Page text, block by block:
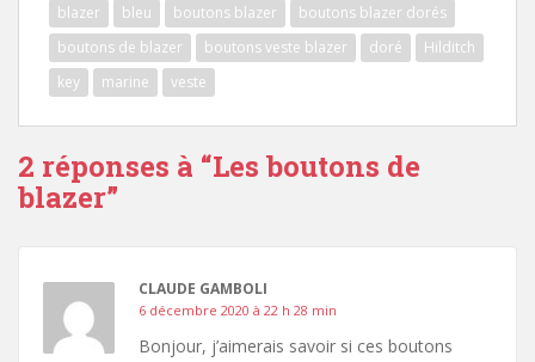
blazer bleu boutons blazer
boutons blazer dorés
boutons de blazer
boutons veste blazer doré
Hilditch
key
marine veste
2 réponses à “Les boutons de
blazer”
CLAUDE GAMBOLI
6 décembre 2020 à 22 h 28 min
Bonjour, j’aimerais savoir si ces boutons